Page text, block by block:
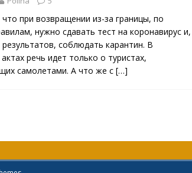
при возвращении из-за границы, по
нужно сдавать тест на коронавирус и,
соблюдать карантин. В
речь идет только о туристах,
самолетами. А что же с […]